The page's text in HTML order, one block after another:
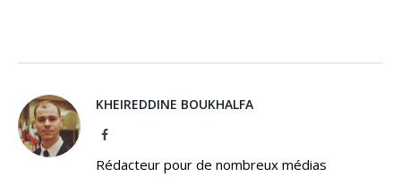
KHEIREDDINE BOUKHALFA
Facebook
Rédacteur pour de nombreux médias